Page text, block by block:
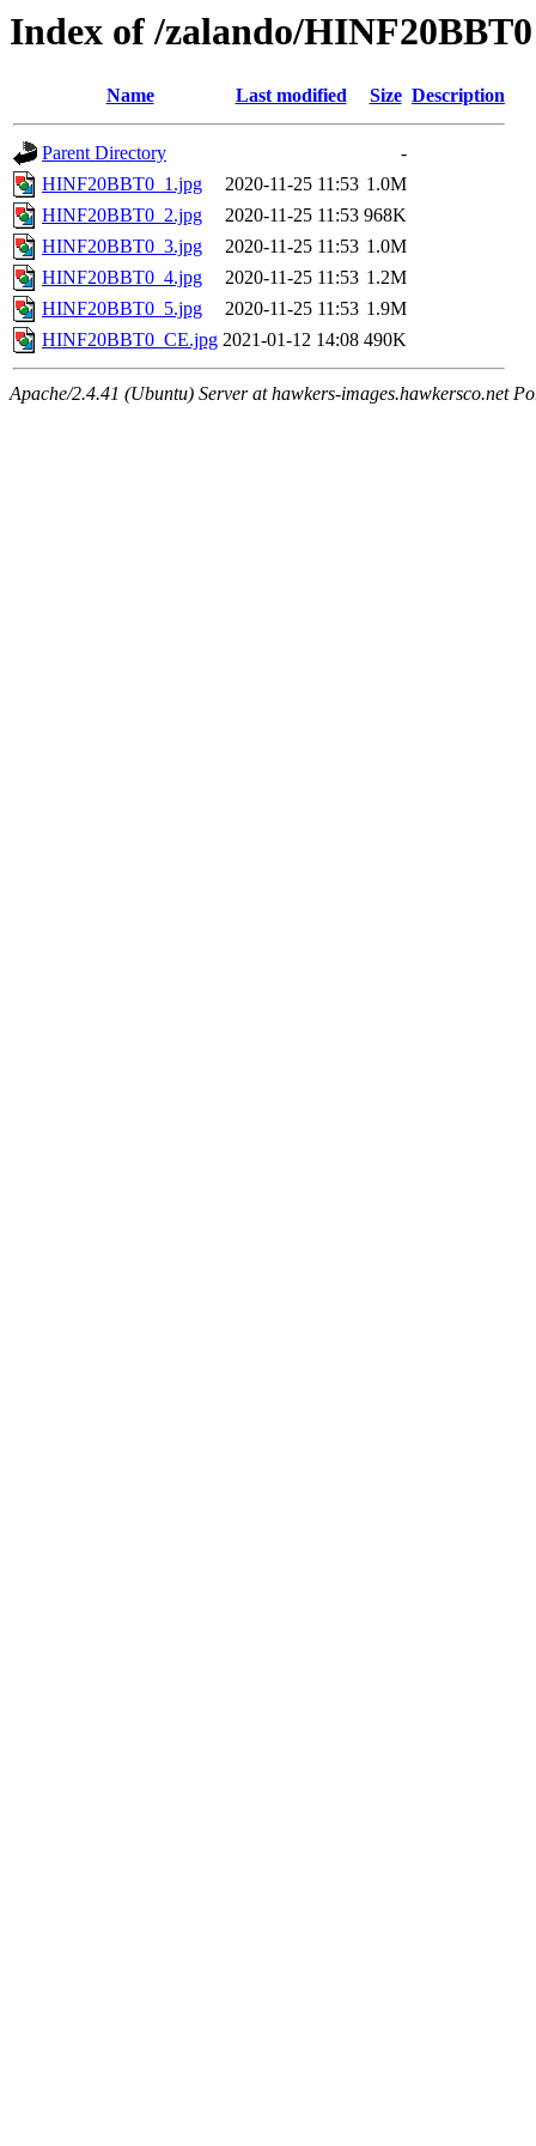
Index of /zalando/HINF20BBT0
Name Last modified Size Description
Parent Directory
-
HINF20BBT0_1.jpg
2020-11-25 11:53 1.0M
HINF20BBT0_2.jpg
2020-11-25 11:53 968K
HINF20BBT0_3.jpg
2020-11-25 11:53 1.0M
HINF20BBT0_4.jpg
2020-11-25 11:53 1.2M
HINF20BBT0_5.jpg
2020-11-25 11:53 1.9M
HINF20BBT0_CE.jpg 2021-01-12 14:08 490K
Apache/2.4.41 (Ubuntu) Server at hawkers-images.hawkersco.net